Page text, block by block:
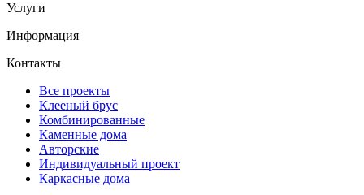
Услуги
Информация
Контакты
Все проекты
Клееный брус
Комбинированные
Каменные дома
Авторские
Индивидуальный проект
Каркасные дома